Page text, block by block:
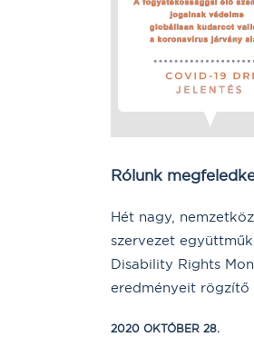
Rólunk
Hét nagy,
szervezet
Disability Rights
eredményeit rögzítő
2020 OKTÓBER 28.